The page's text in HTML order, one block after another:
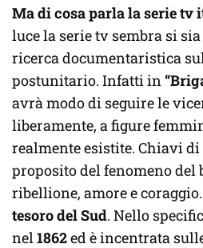
Ma di cosa parla la serie tv
luce la serie tv sembra si
ricerca documentaristica
postunitario. Infatti in
avrà modo di seguire le
liberamente, a figure
realmente esistite. Chiavi
proposito del fenomeno del
ribellione, amore e
tesoro del Sud. Nello
nel 1862ed è incentrata